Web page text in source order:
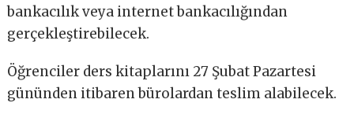
bankacılık veya internet bankacılığından
gerçekleştirebilecek.
Öğrenciler ders kitaplarını 27 Şubat Pazartesi
gününden itibaren bürolardan teslim alabilecek.